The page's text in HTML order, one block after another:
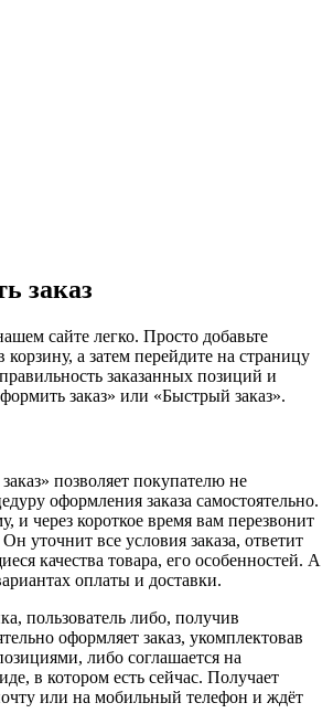
заказ
сайте легко. Просто добавьте
а затем перейдите на страницу
заказанных позиций и
заказ» или «Быстрый заказ».
позволяет покупателю не
оформления заказа самостоятельно.
и через короткое время вам перезвонит
уточнит все условия заказа, ответит
качества товара, его особенностей. А
оплаты и доставки.
пользователь либо, получив
оформляет заказ, укомплектовав
либо соглашается на
в котором есть сейчас. Получает
или на мобильный телефон и ждёт